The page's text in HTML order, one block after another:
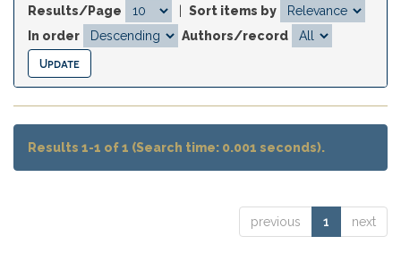
Results/Page
Sort items by
In order
Authors/record
Results 1-1 of 1 (Search time: 0.001 seconds).
previous 1 next